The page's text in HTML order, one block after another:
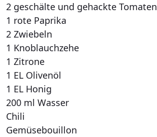
2 geschälte und gehackte Tomaten
1 rote Paprika
2 Zwiebeln
1 Knoblauchzehe
1 Zitrone
1 EL Olivenöl
1 EL Honig
200 ml Wasser
Chili
Gemüsebouillon